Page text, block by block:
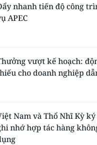
nhanh tiến độ công
APEC
vượt kế hoạch:
cho doanh nghiệp
Nam và Thổ Nhĩ Kỳ
nhớ hợp tác hàng